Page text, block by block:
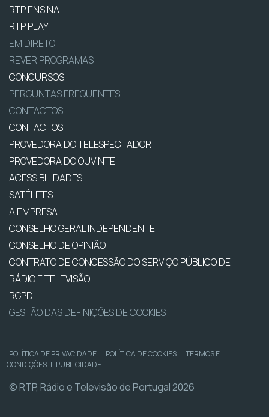
RTP ENSINA
RTP PLAY
EM DIRETO
REVER PROGRAMAS
CONCURSOS
PERGUNTAS FREQUENTES
CONTACTOS
CONTACTOS
PROVEDORA DO TELESPECTADOR
PROVEDORA DO OUVINTE
ACESSIBILIDADES
SATÉLITES
A EMPRESA
CONSELHO GERAL INDEPENDENTE
CONSELHO DE OPINIÃO
CONTRATO DE CONCESSÃO DO SERVIÇO PÚBLICO DE
RÁDIO E TELEVISÃO
RGPD
GESTÃO DAS DEFINIÇÕES DE COOKIES
POLÍTICA DE PRIVACIDADE | POLÍTICA DE COOKIES | TERMOS E
CONDIÇÕES | PUBLICIDADE
© RTP, Rádio e Televisão de Portugal 2026